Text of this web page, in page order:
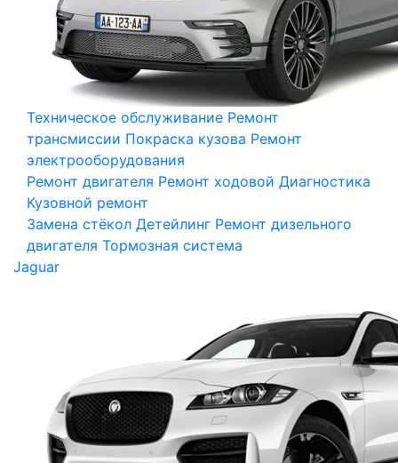
Техническое обслуживание Ремонт
трансмиссии Покраска кузова Ремонт
электрооборудования
Ремонт двигателя Ремонт ходовой Диагностика
Кузовной ремонт
Замена стёкол Детейлинг Ремонт дизельного
двигателя Тормозная система
Jaguar